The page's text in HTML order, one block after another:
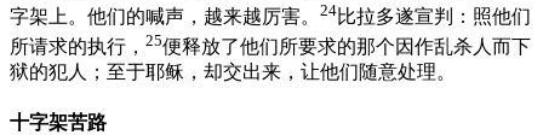
字架上。他们的喊声，越来越厉害。 24比拉多遂宣判：照他们
所请求的执行， 25便释放了他们所要求的那个因作乱杀人而下
狱的犯人；至于耶稣，却交出来，让他们随意处理。
十字架苦路